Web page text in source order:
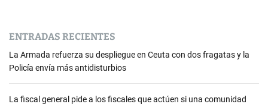
ENTRADAS RECIENTES
La Armada refuerza su despliegue en Ceuta con dos fragatas y la
Policía envía más antidisturbios
La fiscal general pide a los fiscales que actúen si una comunidad